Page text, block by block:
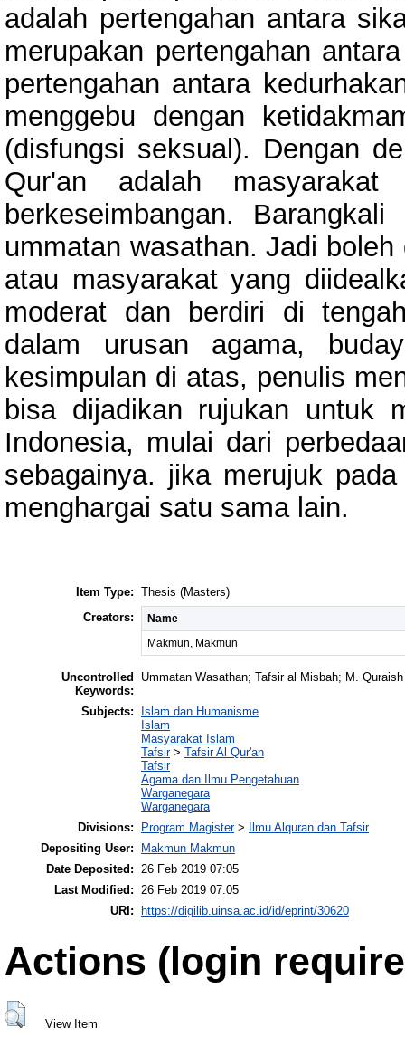
adalah pertengahan antara
merupakan pertengahan
pertengahan antara
menggebu dengan
(disfungsi seksual). Dengan
Qur'an adalah
berkeseimbangan.
ummatan wasathan. Jadi
atau masyarakat yang
moderat dan berdiri di
dalam urusan agama,
kesimpulan di atas, penulis
bisa dijadikan rujukan untuk
Indonesia, mulai dari
sebagainya. jika merujuk
menghargai satu sama lain.
Item Type: Thesis (Masters)
Creators:
Name
Makmun, Makmun
Uncontrolled
Keywords:
Ummatan Wasathan; Tafsir al Misbah; M.
Subjects:
Islam dan Humanisme
Islam
Masyarakat Islam
Tafsir> Tafsir Al Qur'an
Tafsir
Agama dan Ilmu Pengetahuan
Warganegara
Warganegara
Divisions:
Program Magister>
Ilmu Alquran dan Tafsir
Depositing User:
Makmun Makmun
Date Deposited: 26 Feb 2019 07:05
Last Modified: 26 Feb 2019 07:05
URI:
https://digilib.uinsa.ac.id/id/eprint/30620
Actions (login
View Item